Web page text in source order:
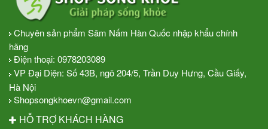
Chuyên sản phẩm Sâm Nấm Hàn Quốc nhập khẩu chính
hãng
Điện thoại: 0978203089
VP Đại Diện: Số 43B, ngõ 204/5, Trần Duy Hưng, Cầu Giấy,
Hà Nội
Shopsongkhoevn@gmail.com
HỖ TRỢ KHÁCH HÀNG